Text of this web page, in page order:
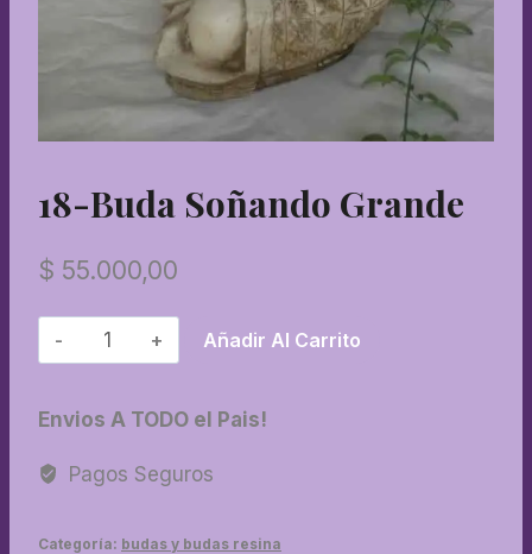
18-Buda Soñando Grande
$ 55.000,00
18-
Buda
grande
Añadir Al Carrito
Envios A TODO el Pais!
Pagos Seguros
Categoría: budas y budas resina